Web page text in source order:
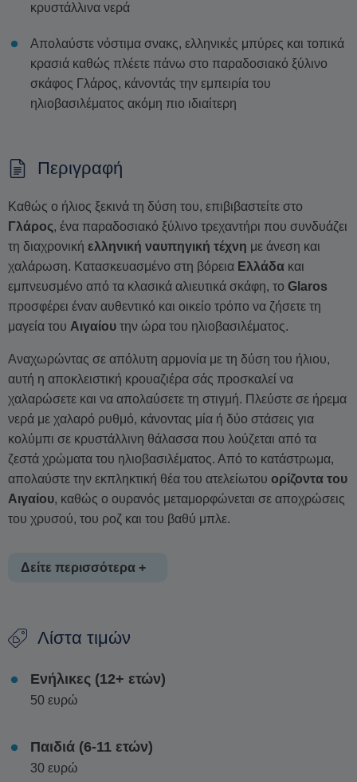
κρυστάλλινα νερά
Απολαύστε νόστιμα σνακς, ελληνικές μπύρες και τοπικά
κρασιά καθώς πλέετε πάνω στο παραδοσιακό ξύλινο
σκάφος Γλάρος, κάνοντάς την εμπειρία του
ηλιοβασιλέματος ακόμη πιο ιδιαίτερη
Περιγραφή
Καθώς ο ήλιος ξεκινά τη δύση του, επιβιβαστείτε στο
Γλάρος, ένα παραδοσιακό ξύλινο τρεχαντήρι που συνδυάζει
τη διαχρονική ελληνική ναυπηγική τέχνη με άνεση και
χαλάρωση. Κατασκευασμένο στη βόρεια Ελλάδα και
εμπνευσμένο από τα κλασικά αλιευτικά σκάφη, το Glaros
προσφέρει έναν αυθεντικό και οικείο τρόπο να ζήσετε τη
μαγεία του Αιγαίου την ώρα του ηλιοβασιλέματος.
Αναχωρώντας σε απόλυτη αρμονία με τη δύση του ήλιου,
αυτή η αποκλειστική κρουαζιέρα σάς προσκαλεί να
χαλαρώσετε και να απολαύσετε τη στιγμή. Πλεύστε σε ήρεμα
νερά με χαλαρό ρυθμό, κάνοντας μία ή δύο στάσεις για
κολύμπι σε κρυστάλλινη θάλασσα που λούζεται από τα
ζεστά χρώματα του ηλιοβασιλέματος. Από το κατάστρωμα,
απολαύστε την εκπληκτική θέα του ατελείωτου ορίζοντα του
Αιγαίου, καθώς ο ουρανός μεταμορφώνεται σε αποχρώσεις
του χρυσού, του ροζ και του βαθύ μπλε.
Δείτε περισσότερα +
σκιά, ιδανικό για εμπειρίες κρουαζιέρας. Καθώς χαλαρώνετε
και
δροσερά ποτά, σε απόλυτη αρμονία με τον ήρεμο
ρυθμό της θάλασσας.
κάποιο αγαπημένο πρόσωπο, αυτή η κρουαζιέρα στο
ηλιοβασίλεμα αποτελεί μια γαλήνια απόδραση, όπου το
Λίστα τιμών
Ενήλικες (12+ ετών)
50 ευρώ
Παιδιά (6-11 ετών)
30 ευρώ